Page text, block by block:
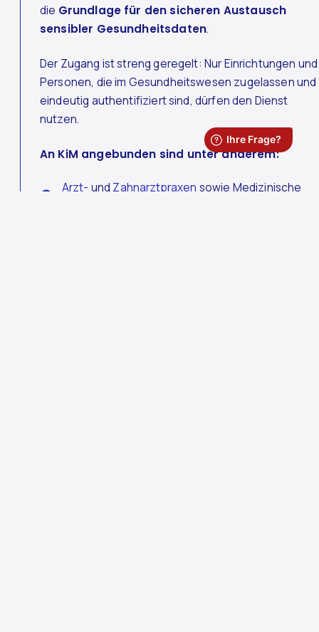
die Grundlage für den sicheren Austausch
sensibler Gesundheitsdaten.
Der Zugang ist streng geregelt: Nur Einrichtungen und
Personen, die im Gesundheitswesen zugelassen und
eindeutig authentifiziert sind, dürfen den Dienst
nutzen.
An KiM angebunden sind unter anderem:
Arzt- und Zahnarztpraxen sowie Medizinische